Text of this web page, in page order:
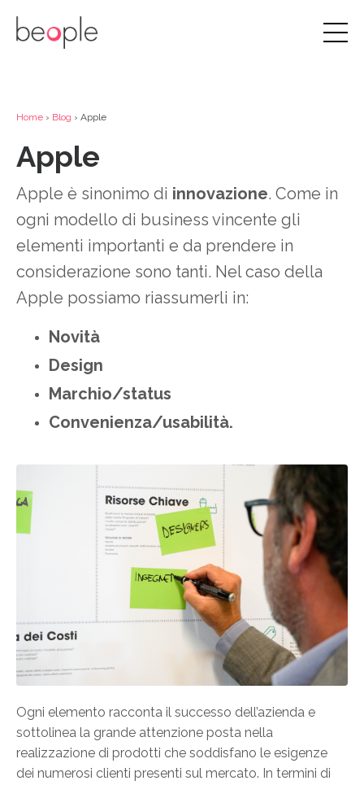
Home › Blog › Apple
Apple
Apple è sinonimo di innovazione. Come in
ogni modello di business vincente gli
elementi importanti e da prendere in
considerazione sono tanti. Nel caso della
Apple possiamo riassumerli in:
Novità
Design
Marchio/status
Convenienza/usabilità.
Ogni elemento racconta il successo dell’azienda e
sottolinea la grande attenzione posta nella
realizzazione di prodotti che soddisfano le esigenze
dei numerosi clienti presenti sul mercato. In termini di